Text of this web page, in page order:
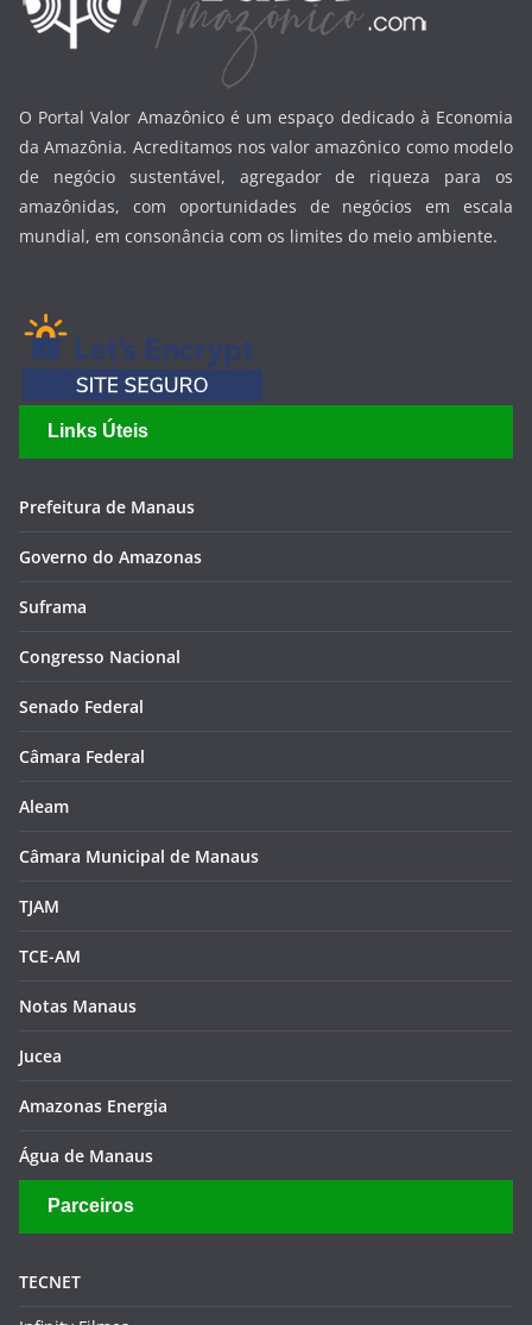
O Portal Valor Amazônico é um espaço dedicado à Economia
da Amazônia. Acreditamos nos valor amazônico como modelo
de negócio sustentável, agregador de riqueza para os
amazônidas, com oportunidades de negócios em escala
mundial, em consonância com os limites do meio ambiente.
Links Úteis
Prefeitura de Manaus
Governo do Amazonas
Suframa
Congresso Nacional
Senado Federal
Câmara Federal
Aleam
Câmara Municipal de Manaus
TJAM
TCE-AM
Notas Manaus
Jucea
Amazonas Energia
Água de Manaus
Parceiros
TECNET